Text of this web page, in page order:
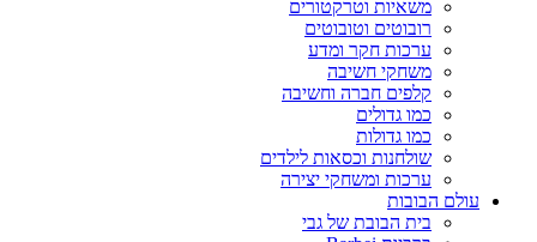
משאיות וטרקטורים
רובוטים וטובוטים
ערכות חקר ומדע
משחקי חשיבה
קלפים חברה וחשיבה
כמו גדולים
כמו גדולות
שולחנות וכסאות לילדים
ערכות ומשחקי יצירה
עולם הבובות
בית הבובת של גבי